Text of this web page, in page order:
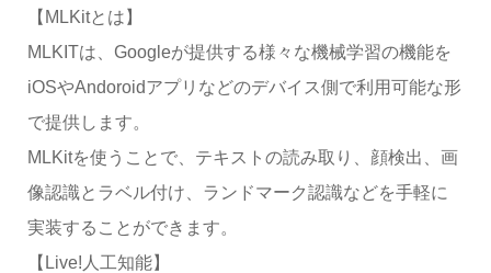
【MLKitとは】
MLKITは、Googleが提供する様々な機械学習の機能を
iOSやAndoroidアプリなどのデバイス側で利用可能な形
で提供します。
MLKitを使うことで、テキストの読み取り、顔検出、画
像認識とラベル付け、ランドマーク認識などを手軽に
実装することができます。
【Live!人工知能】